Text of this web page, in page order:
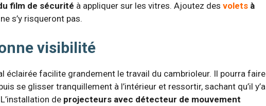
film de sécurité à appliquer sur les vitres. Ajoutez des volets à
s’y risqueront pas.
visibilité
éclairée facilite grandement le travail du cambrioleur. Il pourra faire
se glisser tranquillement à l’intérieur et ressortir, sachant qu’il y’a
de projecteurs avec détecteur de mouvement